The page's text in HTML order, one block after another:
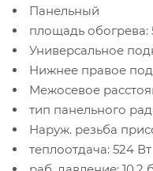
Панельный
площадь обогрева:
Универсальное
Нижнее правое
Межосевое
тип панельного
Наруж. резьба
теплоотдача: 524 Вт